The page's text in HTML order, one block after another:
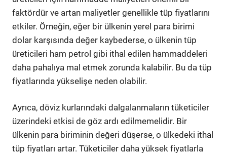
faktördür ve artan maliyetler genellikle tüp fiyatlarını
etkiler. Örneğin, eğer bir ülkenin yerel para birimi
dolar karşısında değer kaybederse, o ülkenin tüp
üreticileri ham petrol gibi ithal edilen hammaddeleri
daha pahalıya mal etmek zorunda kalabilir. Bu da tüp
fiyatlarında yükselişe neden olabilir.
Ayrıca, döviz kurlarındaki dalgalanmaların tüketiciler
üzerindeki etkisi de göz ardı edilmemelidir. Bir
ülkenin para biriminin değeri düşerse, o ülkedeki ithal
tüp fiyatları artar. Tüketiciler daha yüksek fiyatlarla